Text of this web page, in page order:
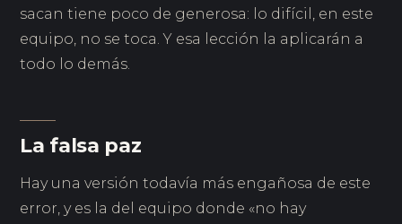
sacan tiene poco de generosa: lo difícil, en este
equipo, no se toca. Y esa lección la aplicarán a
todo lo demás.
La falsa paz
Hay una versión todavía más engañosa de este
error, y es la del equipo donde «no hay